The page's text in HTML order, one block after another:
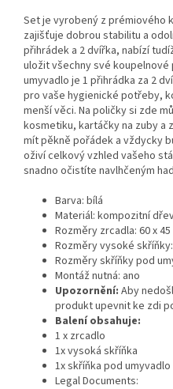
Set je vyrobený z prémiového
zajišťuje dobrou stabilitu a
přihrádek a 2 dvířka, nabízí
uložit všechny své
umyvadlo je 1 přihrádka za 2
pro vaše hygienické potřeby,
menší věci. Na poličky si zde
kosmetiku, kartáčky na zuby a
mít pěkně pořádek a vždycky
oživí celkový vzhled vašeho
snadno očistíte navlhčeným
Barva: bílá
Materiál: kompozitní
Rozměry zrcadla: 60 x 45
Rozměry vysoké skříňky:
Rozměry skříňky pod
Montáž nutná: ano
Upozornění: Aby
produkt upevnit ke zdi
Balení obsahuje:
1 x zrcadlo
1x vysoká skříňka
1x skříňka pod umyvadlo
Legal Documents: